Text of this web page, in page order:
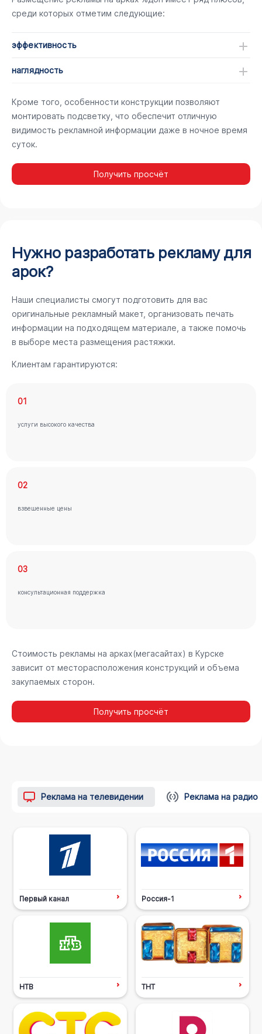
среди которых отметим следующие:
эффективность
наглядность
Кроме того, особенности конструкции позволяют
монтировать подсветку, что обеспечит отличную
видимость рекламной информации даже в ночное время
суток.
Получить просчёт
Нужно разработать рекламу для
арок?
Наши специалисты смогут подготовить для вас
оригинальные рекламный макет, организовать печать
информации на подходящем материале, а также помочь
в выборе места размещения растяжки.
Клиентам гарантируются:
01
услуги высокого качества
02
взвешенные цены
03
консультационная поддержка
Стоимость рекламы на арках(мегасайтах) в Курске
зависит от месторасположения конструкций и объема
закупаемых сторон.
Получить просчёт
Реклама на телевидении Реклама на радио
Первый канал Россия-1
НТВ ТНТ